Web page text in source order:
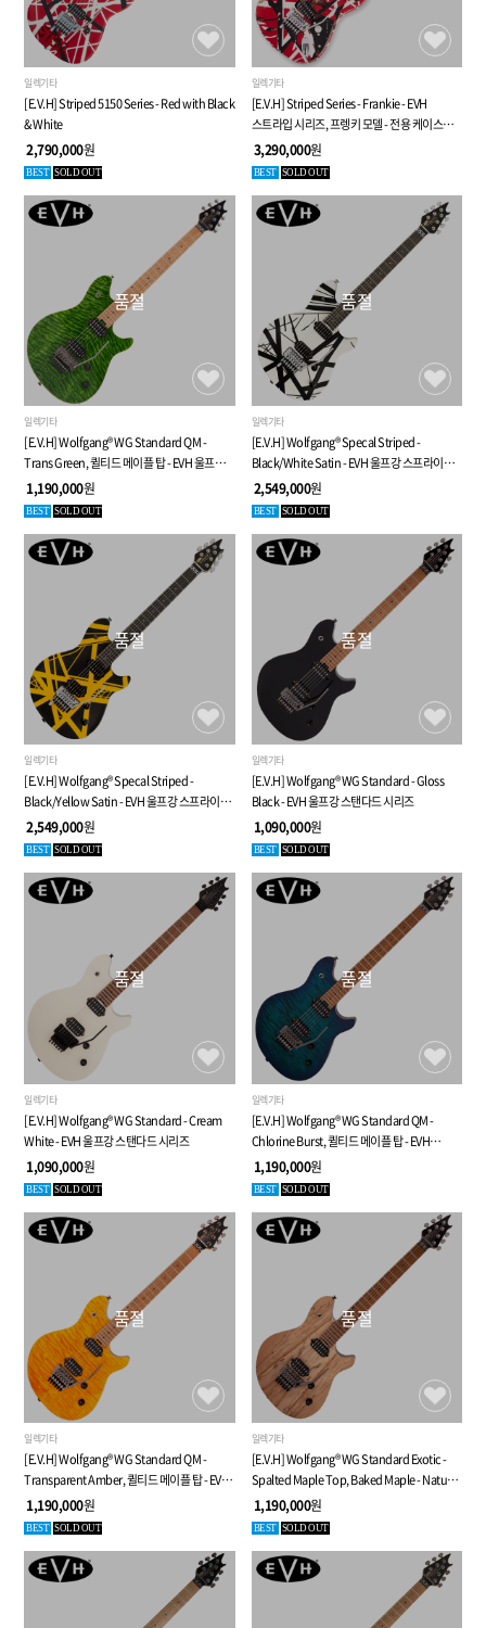
일렉기타
[E.V.H] Striped 5150 Series - Red with Black
& White
2,790,000원
BEST SOLD OUT
일렉기타
[E.V.H] Striped Series - Frankie - EVH
스트라입 시리즈, 프렝키 모델 - 전용 케이스
포함
3,290,000원
BEST SOLD OUT
품절
일렉기타
[E.V.H] Wolfgang® WG Standard QM -
Trans Green, 퀼티드 메이플 탑 - EVH 울프강
스탠다드 시리즈
1,190,000원
BEST SOLD OUT
품절
일렉기타
[E.V.H] Wolfgang® Specal Striped -
Black/White Satin - EVH 울프강 스프라이프
사틴
2,549,000원
BEST SOLD OUT
품절
일렉기타
[E.V.H] Wolfgang® Specal Striped -
Black/Yellow Satin - EVH 울프강 스프라이프
사틴
2,549,000원
BEST SOLD OUT
품절
일렉기타
[E.V.H] Wolfgang® WG Standard - Gloss
Black - EVH 울프강 스탠다드 시리즈
1,090,000원
BEST SOLD OUT
품절
일렉기타
[E.V.H] Wolfgang® WG Standard - Cream
White - EVH 울프강 스탠다드 시리즈
1,090,000원
BEST SOLD OUT
품절
일렉기타
[E.V.H] Wolfgang® WG Standard QM -
Chlorine Burst, 퀼티드 메이플 탑 - EVH
울프강 스탠다드 시리즈
1,190,000원
BEST SOLD OUT
품절
일렉기타
[E.V.H] Wolfgang® WG Standard QM -
Transparent Amber, 퀼티드 메이플 탑 - EVH
울프강 스탠다드 시리즈
1,190,000원
BEST SOLD OUT
품절
일렉기타
[E.V.H] Wolfgang® WG Standard Exotic -
Spalted Maple Top, Baked Maple - Natural
- EVH 울프강 WG 스탠다드 시리즈
1,190,000원
BEST SOLD OUT